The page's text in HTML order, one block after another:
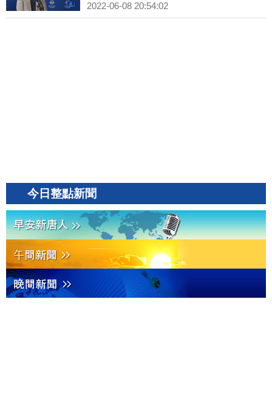
2022-06-08 20:54:02
今日整點新聞